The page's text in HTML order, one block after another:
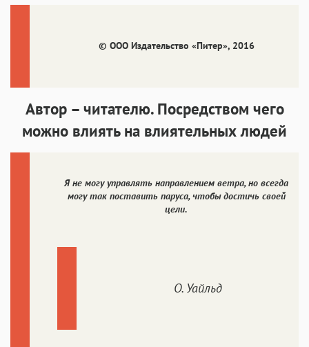
© ООО Издательство «Питер», 2016
Автор – читателю. Посредством чего
можно влиять на влиятельных людей
Я не могу управлять направлением ветра, но всегда
могу так поставить паруса, чтобы достичь своей
цели.
О. Уайльд